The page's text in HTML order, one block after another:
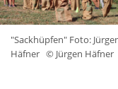
"Sackhüpfen" Foto:
Häfner © Jürgen Häfner